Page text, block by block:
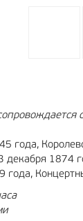
года,
1874